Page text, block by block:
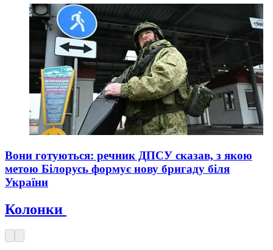
Вони готуються: речник ДПСУ сказав, з якою
метою Білорусь формує нову бригаду біля
України
Колонки